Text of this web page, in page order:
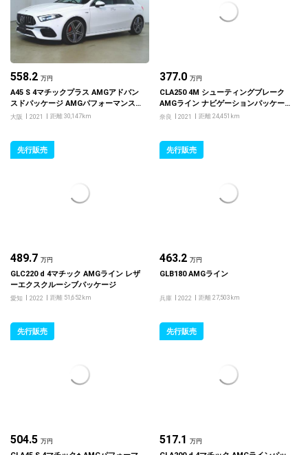
558.2 万円
A45 S 4マチックプラス AMGアドバン
スドパッケージ AMGパフォーマンス
パッケージ
大阪 2021 距離 30,147km
377.0 万円
CLA250 4M シューティングブレーク
AMGライン ナビゲーションパッケー
ジ
奈良 2021 距離 24,451km
先行販売
489.7 万円
GLC220 d 4マチック AMGライン レザ
ーエクスクルーシブパッケージ
愛知 2022 距離 51,652km
先行販売
463.2 万円
GLB180 AMGライン
兵庫 2022 距離 27,503km
先行販売
504.5 万円
先行販売
517.1 万円